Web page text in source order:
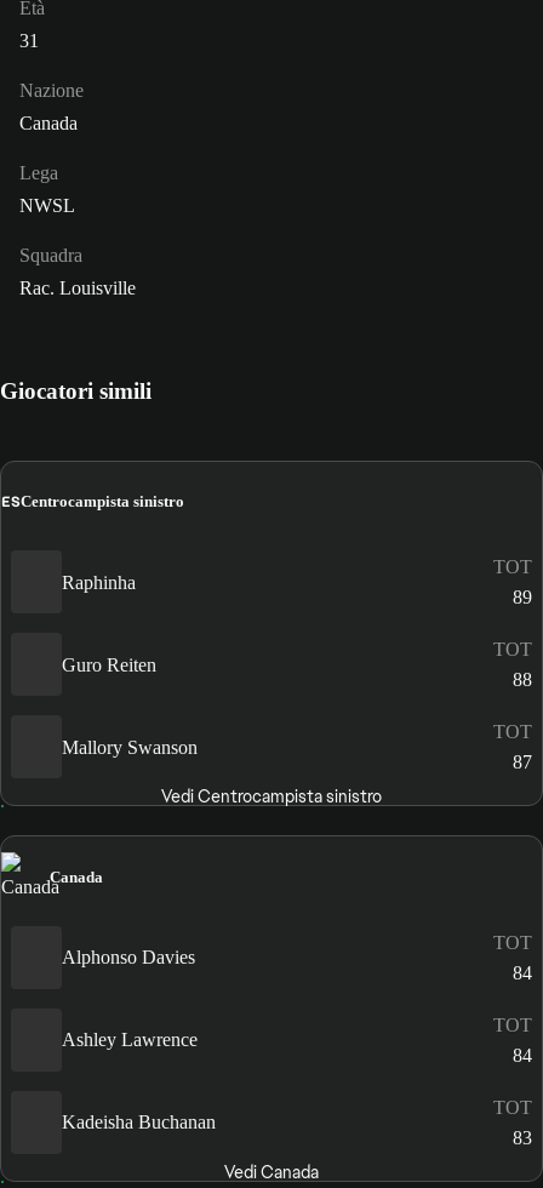
Età
31
Nazione
Canada
Lega
NWSL
Squadra
Rac. Louisville
Giocatori simili
ESCentrocampista sinistro
Raphinha
TOT
89
Guro Reiten
TOT
88
Mallory Swanson
TOT
87
Vedi Centrocampista sinistro
Canada
Alphonso Davies
TOT
84
Ashley Lawrence
TOT
84
Kadeisha Buchanan
TOT
83
Vedi Canada